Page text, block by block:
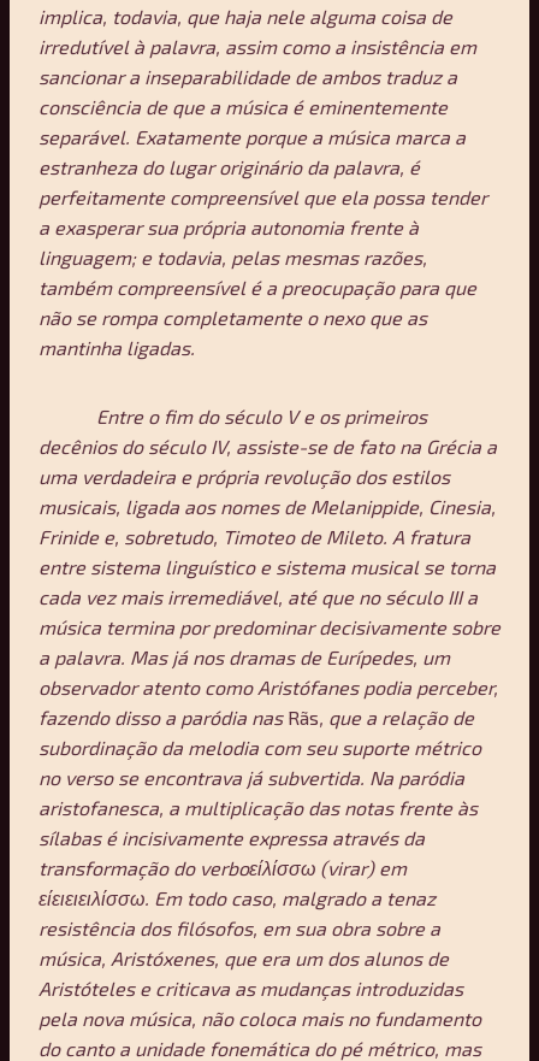
implica, todavia, que haja nele alguma coisa de
irredutível à palavra, assim como a insistência em
sancionar a inseparabilidade de ambos traduz a
consciência de que a música é eminentemente
separável. Exatamente porque a música marca a
estranheza do lugar originário da palavra, é
perfeitamente compreensível que ela possa tender
a exasperar sua própria autonomia frente à
linguagem; e todavia, pelas mesmas razões,
também compreensível é a preocupação para que
não se rompa completamente o nexo que as
mantinha ligadas.
Entre o fim do século V e os primeiros
decênios do século IV, assiste-se de fato na Grécia a
uma verdadeira e própria revolução dos estilos
musicais, ligada aos nomes de Melanippide, Cinesia,
Frinide e, sobretudo, Timoteo de Mileto. A fratura
entre sistema linguístico e sistema musical se torna
cada vez mais irremediável, até que no século III a
música termina por predominar decisivamente sobre
a palavra. Mas já nos dramas de Eurípedes, um
observador atento como Aristófanes podia perceber,
fazendo disso a paródia nas Rãs , que a relação de
subordinação da melodia com seu suporte métrico
no verso se encontrava já subvertida. Na paródia
aristofanesca, a multiplicação das notas frente às
sílabas é incisivamente expressa através da
transformação do verboείλίσσω (virar) em
είειειειλίσσω. Em todo caso, malgrado a tenaz
resistência dos filósofos, em sua obra sobre a
música, Aristóxenes, que era um dos alunos de
Aristóteles e criticava as mudanças introduzidas
pela nova música, não coloca mais no fundamento
do canto a unidade fonemática do pé métrico, mas